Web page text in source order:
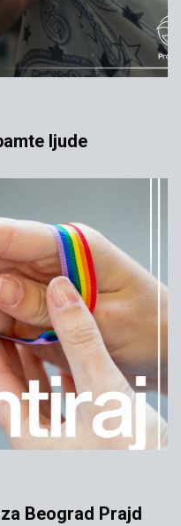
ljude
Beograd Prajd